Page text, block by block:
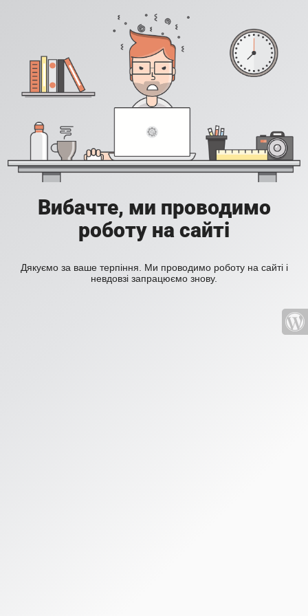
Вибачте, ми проводимо
роботу на сайті
Дякуємо за ваше терпіння. Ми проводимо роботу на сайті і
невдовзі запрацюємо знову.